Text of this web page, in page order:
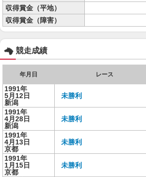
収得賞金（平地）
収得賞金（障害）
競走成績
年月日 レース
1991年
5月12日
新潟
未勝利
1991年
4月28日
新潟
未勝利
1991年
4月13日
京都
未勝利
1991年
1月15日
京都
未勝利